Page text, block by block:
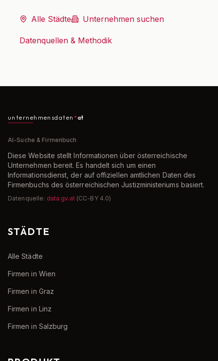
Alle Städte Unternehmen suchen
Datenquellen & Methodik
unternehmensdaten at
AI-Suche & Firmenbuch
Diese Website stellt Informationen über österreichische
Unternehmen bereit. Es handelt sich um einen
Informationsdienst, der auf offiziellen amtlichen Daten des
Firmenbuchs des österreichischen Justizministeriums basiert.
Datenquelle: data.gv.at (CC-BY 4.0)
STÄDTE
Alle Städte
Firmen in Wien
Firmen in Graz
Firmen in Linz
Firmen in Salzburg